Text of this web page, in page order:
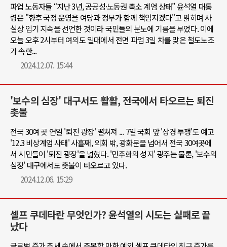
파업 노동자들 “지난 3년, 공공성·노동권 축소 계엄 상태” 윤석열 대통
령은 "향후 국정 운영을 여당과 정부가 함께 책임지겠다"고 밝히며 사
실상 임기 지속을 선언한 것이라 국민들의 분노에 기름을 부었다. 이에
오늘 오후 2시부터 여의도 일대에서 전면 파업 3일 차를 맞은 철도노조
가 속한...
2024.12.07. 15:44
'보수의 심장' 대구서도 활활, 전국에서 타오르는 퇴진
촛불
전국 30여 곳 연일 '퇴진 광장' 펼쳐져 ... 7일 국회 앞 '상경 투쟁'도 예고
'12.3 비상계엄 사태' 사흘째, 의회 밖, 광화문을 넘어서 전국 30여곳에
서 시민들이 '퇴진 광장'을 넓혔다. '민주화의 성지' 광주는 물론, '보수의
심장' 대구에서도 촛불이 타오르고 있다.
2024.12.06. 15:29
셀프 쿠데타란 무엇인가? 윤석열의 시도는 실패로 끝
났다